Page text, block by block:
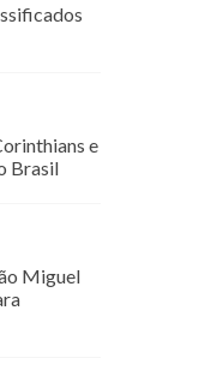
e
Brasil
Miguel